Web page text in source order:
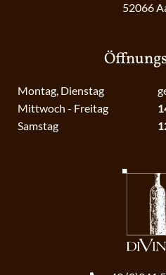
52066
Montag, Dienstag
Mittwoch - Freitag
Samstag